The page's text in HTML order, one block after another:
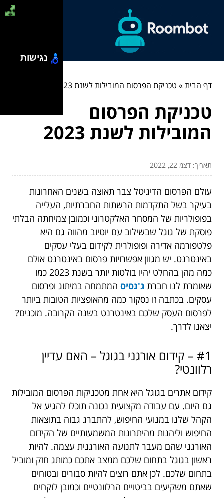
דף הבית» טכניקת הפרסום המובילות לשנת 2023
טכניקת הפרסום
המובילות לשנת 2023
תאריך: דצמ 22, 2022
עולם הפרסום הדיגיטל צבר תאוצה בשנים האחרונות
בעיקר בשל התקדמות הרשתות החברתיות, העלייה
בפופולריות של המסחר האלקטרוני וכמובן צמיחתה הבלתי
פוסקת של גוגל שבשילוב עם יוטיוב מהווה גם היא
פלטפורמה אדירה ופופולרית לקידום בעלי עסקים
באינטרנט. יש מגוון אפשרויות פרסום באינטרנט אולם
כמה מהן בהחלט יהיו בולטות יותר בשנת 2023 כמו
שאומרת לנו חברת ג'נסיס המתמחה במיתוג ופרסום
עסקים. בכתבה זו נסקור כמה מהאופציות הטובות ביותר
לפרסום העסק שלכם באינטרנט בשנה הקרובה. מוכנים?
יצאנו לדרך.
#1 – קידום אורגני בגוגל – האם עדיין
רלוונטי?
קידום אתרים בגוגל היא אחת מטכניקות הפרסום המובילות
גם היום. עם עבודה מקצועית נכונה תוכלו להגיע אל
הקהל שלנו במנועי החיפוש, להתברג גבוה בתוצאות
החיפוש וליהנות מהיתרונות המשמעותיים של הקידום
האורגני שהם מעבר לתנועה האורגנית עצמה. להיות
ראשון בגוגל בתחום שלכם ממצב אתכם כמותג חזק ומוביל
בתחום שלכם. לכן אתם רוצים להיות סבורים ובטוחים
שאתם משקיעים בביטויים הרלוונטיים וכמובן לוקחים
נגישות